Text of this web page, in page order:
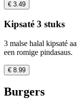
€ 3.49
Kipsaté 3 stuks
3 malse halal kipsaté
een romige pindasaus.
€ 8.99
Burgers